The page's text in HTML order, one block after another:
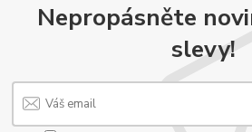
Nepropásněte
slevy!